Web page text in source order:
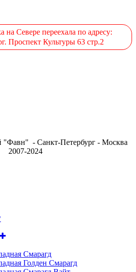
на Севере переехала по адресу:
Проспект Культуры 63 стр.2
- Санкт-Петербург - Москва
2007-2024
Смарагд
Голден Смарагд